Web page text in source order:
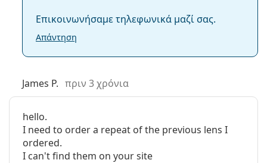
Ποια είναι η διαφορά μεταξύ των
συσκευασιών DAILIES AquaComfort Plus 30, 90
και 180;
Άλλοι ημερήσιοι φακοί επαφής
Με αυτό το προϊόν συνήθως αγοράζουν και
OptiFresh 10 ml
Είναι ιατρικό προϊόν. Διαβάστε τις οδηγίες πριν από
τη χρήση.
Επικοινωνήσαμε τηλεφωνικά μαζί σας.
Απάντηση
James P. πριν 3 χρόνια
hello.
I need to order a repeat of the previous lens I
ordered.
I can't find them on your site